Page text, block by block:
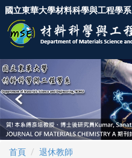
跳
到
主
要
內
容
區
國立東華大學材料科學與工程學系
首頁 退休教師